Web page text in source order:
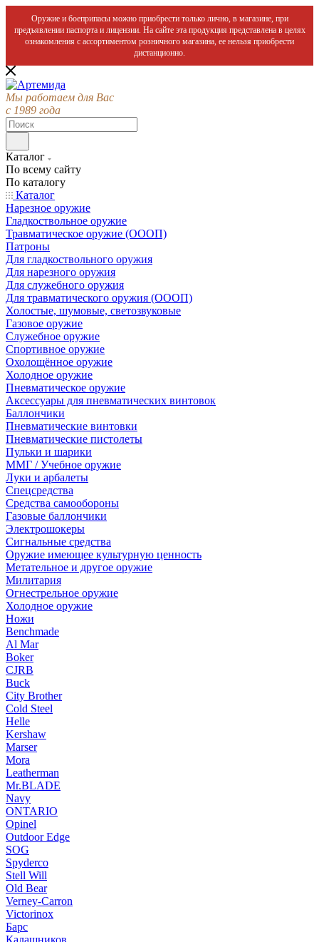
Оружие и боеприпасы можно приобрести только лично, в магазине, при
предъявлении паспорта и лицензии. На сайте эта продукция представлена в целях
ознакомления с ассортиментом розничного магазина, ее нельзя приобрести
дистанционно.
Мы работаем для Вас
с 1989 года
Каталог
По всему сайту
По каталогу
Каталог
Нарезное оружие
Гладкоствольное оружие
Травматическое оружие (ОООП)
Патроны
Для гладкоствольного оружия
Для нарезного оружия
Для служебного оружия
Для травматического оружия (ОООП)
Холостые, шумовые, светозвуковые
Газовое оружие
Служебное оружие
Спортивное оружие
Охолощённое оружие
Холодное оружие
Пневматическое оружие
Аксессуары для пневматических винтовок
Баллончики
Пневматические винтовки
Пневматические пистолеты
Пульки и шарики
ММГ / Учебное оружие
Луки и арбалеты
Спецсредства
Средства самообороны
Газовые баллончики
Электрошокеры
Сигнальные средства
Оружие имеющее культурную ценность
Метательное и другое оружие
Милитария
Огнестрельное оружие
Холодное оружие
Ножи
Benchmade
Al Mar
Boker
CJRB
Buck
City Brother
Cold Steel
Helle
Kershaw
Marser
Mora
Leatherman
Mr.BLADE
Navy
ONTARIO
Opinel
Outdoor Edge
SOG
Spyderco
Stell Will
Old Bear
Verney-Carron
Victorinox
Барс
Калашников